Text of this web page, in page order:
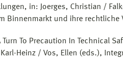
in: Joerges, Christian /
Binnenmarkt und ihre
Turn To Precaution In Technical
Heinz / Vos, Ellen (eds.),